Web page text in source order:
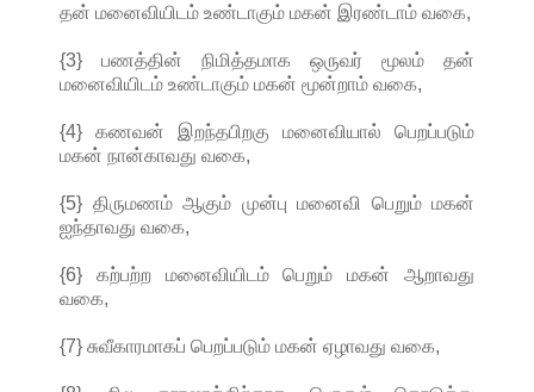
தன் மனைவியிடம் உண்டாகும் மகன் இரண்டாம் வகை,
{3} பணத்தின் நிமித்தமாக ஒருவர் மூலம் தன்
மனைவியிடம் உண்டாகும் மகன் மூன்றாம் வகை,
{4} கணவன் இறந்தபிறகு மனைவியால் பெறப்படும்
மகன் நான்காவது வகை,
{5} திருமணம் ஆகும் முன்பு மனைவி பெறும் மகன்
ஐந்தாவது வகை,
{6} கற்பற்ற மனைவியிடம் பெறும் மகன் ஆறாவது
வகை,
{7} சுவீகாரமாகப் பெறப்படும் மகன் ஏழாவது வகை,